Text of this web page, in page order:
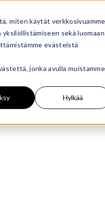
miten käytät
sekä luomaan
evästeistä
jonka avulla
Hylkää